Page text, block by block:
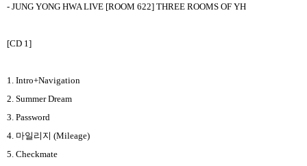
- JUNG YONG HWA LIVE [ROOM 622] THREE ROOMS OF YH
[CD 1]
1. Intro+Navigation
2. Summer Dream
3. Password
4. 마일리지 (Mileage)
5. Checkmate